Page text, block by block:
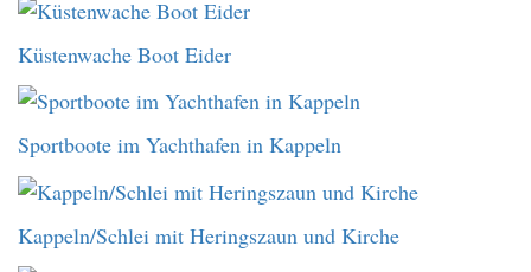
Küstenwache Boot Eider
Sportboote im Yachthafen in Kappeln
Kappeln/Schlei mit Heringszaun und Kirche